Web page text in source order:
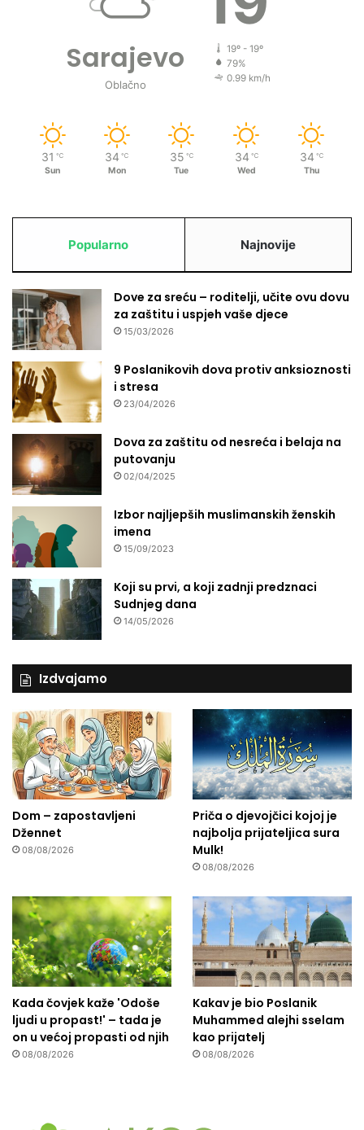
Sarajevo
Oblačno
19º - 19º
79%
0.99 km/h
31 ℃
Sun
34 ℃
Mon
35 ℃
Tue
34 ℃
Wed
34 ℃
Thu
Popularno Najnovije
Dove za sreću – roditelji, učite ovu dovu
za zaštitu i uspjeh vaše djece
15/03/2026
9 Poslanikovih dova protiv anksioznosti
i stresa
23/04/2026
Dova za zaštitu od nesreća i belaja na
putovanju
02/04/2025
Izbor najljepših muslimanskih ženskih
imena
15/09/2023
Koji su prvi, a koji zadnji predznaci
Sudnjeg dana
14/05/2026
Izdvajamo
Dom – zapostavljeni
Džennet
08/08/2026
Priča o djevojčici kojoj je
najbolja prijateljica sura
Mulk!
08/08/2026
Kada čovjek kaže 'Odoše
ljudi u propast!' – tada je
on u većoj propasti od njih
08/08/2026
Kakav je bio Poslanik
Muhammed alejhi sselam
kao prijatelj
08/08/2026